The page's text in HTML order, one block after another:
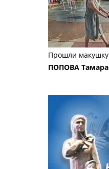
Прошли макушку
ПОПОВА Тамара